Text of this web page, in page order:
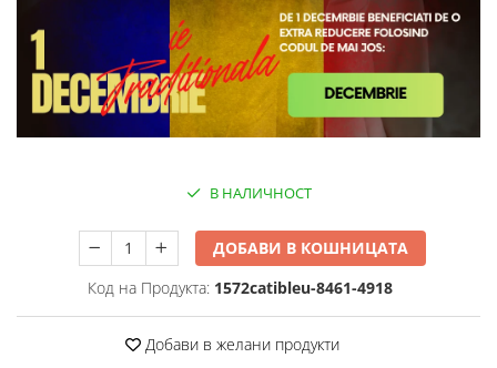
В НАЛИЧНОСТ
ДОБАВИ В КОШНИЦАТА
Код на Продукта: 1572catibleu-8461-4918
Добави в желани продукти